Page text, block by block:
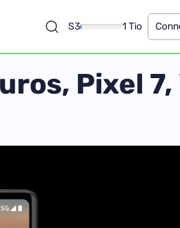
S3 1 Tio
Pixel 7,